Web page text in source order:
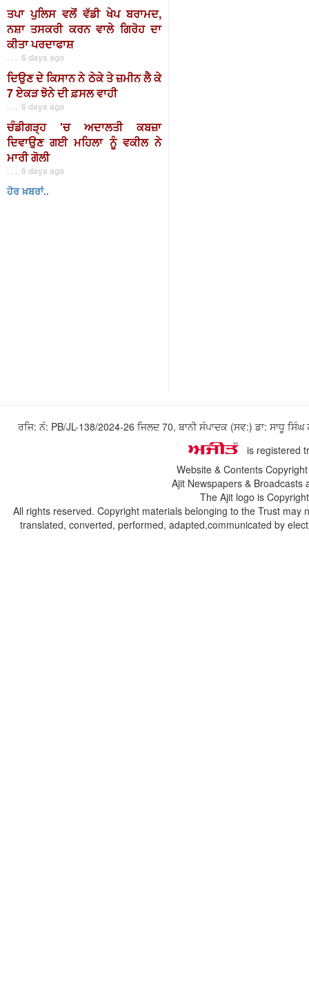
ਤਪਾ ਪੁਲਿਸ ਵਲੋਂ ਵੱਡੀ ਖੇਪ ਬਰਾਮਦ,
ਨਸ਼ਾ ਤਸਕਰੀ ਕਰਨ ਵਾਲੇ ਗਿਰੋਹ ਦਾ
ਕੀਤਾ ਪਰਦਾਫਾਸ਼
. . . 6 days ago
ਦਿਉਣ ਦੇ ਕਿਸਾਨ ਨੇ ਠੇਕੇ ਤੇ ਜ਼ਮੀਨ ਲੈ ਕੇ
7 ਏਕੜ ਝੋਨੇ ਦੀ ਫ਼ਸਲ ਵਾਹੀ
. . . 6 days ago
ਚੰਡੀਗੜ੍ਹ 'ਚ ਅਦਾਲਤੀ ਕਬਜ਼ਾ
ਦਿਵਾਉਣ ਗਈ ਮਹਿਲਾ ਨੂੰ ਵਕੀਲ ਨੇ
ਮਾਰੀ ਗੋਲੀ
. . . 6 days ago
ਹੋਰ ਖ਼ਬਰਾਂ..
ਰਜਿ: ਨੰ: PB/JL-138/2024-26 ਜਿਲਦ 70, ਬਾਨੀ ਸੰਪਾਦਕ (ਸਵ:) ਡਾ: ਸਾਧੂ
is registered
Website & Contents
Ajit Newspapers &
The Ajit logo is
All rights reserved. Copyright materials belonging to the Trust
translated, converted, performed, adapted,communicated by